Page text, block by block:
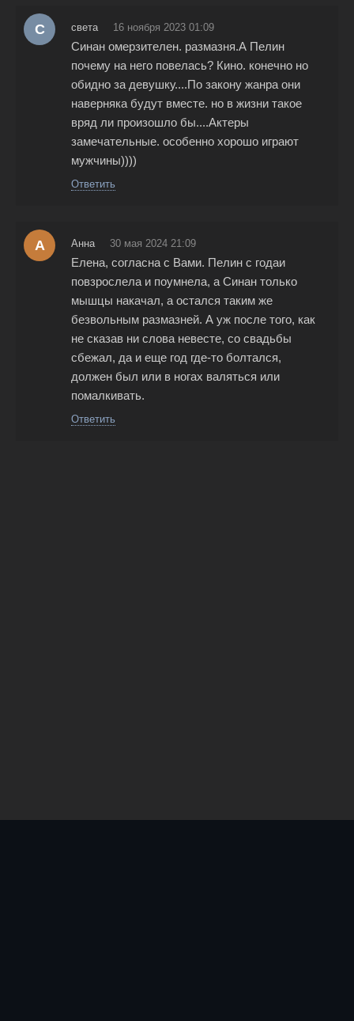
С света 16 ноября 2023 01:09
Синан омерзителен. размазня.А Пелин
почему на него повелась? Кино. конечно но
обидно за девушку....По закону жанра они
наверняка будут вместе. но в жизни такое
вряд ли произошло бы....Актеры
замечательные. особенно хорошо играют
мужчины))))
Ответить
А Анна 30 мая 2024 21:09
Елена, согласна с Вами. Пелин с годаи
повзрослела и поумнела, а Синан только
мышцы накачал, а остался таким же
безвольным размазней. А уж после того, как
не сказав ни слова невесте, со свадьбы
сбежал, да и еще год где-то болтался,
должен был или в ногах валяться или
помалкивать.
Ответить